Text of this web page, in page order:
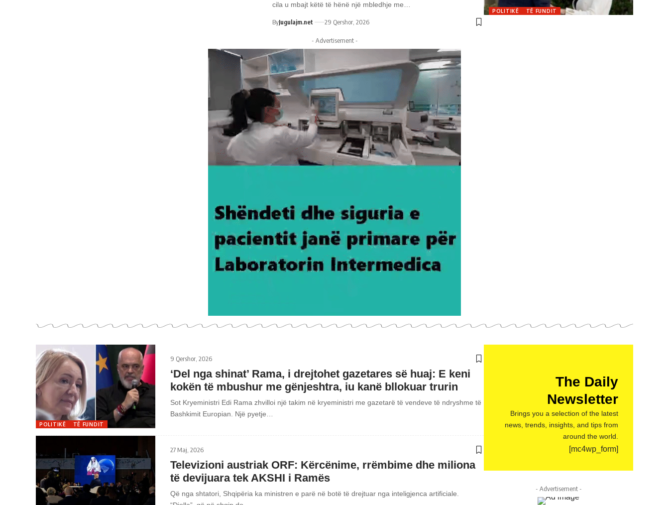
cila u mbajt këtë të hënë një mbledhje me…
ByJugulajm.net 29 Qershor, 2026
POLITIKË TË FUNDIT
- Advertisement -
POLITIKË TË FUNDIT
9 Qershor, 2026
‘Del nga shinat’ Rama, i drejtohet gazetares së huaj: E keni
kokën të mbushur me gënjeshtra, iu kanë bllokuar trurin
Sot Kryeministri Edi Rama zhvilloi një takim në kryeministri me gazetarë të vendeve të ndryshme të
Bashkimit Europian. Një pyetje…
27 Maj, 2026
Televizioni austriak ORF: Kërcënime, rrëmbime dhe miliona
të devijuara tek AKSHI i Ramës
Që nga shtatori, Shqipëria ka ministren e parë në botë të drejtuar nga inteligjenca artificiale.
The Daily
Newsletter
Brings you a selection of the latest
news, trends, insights, and tips from
around the world.
[mc4wp_form]
- Advertisement -